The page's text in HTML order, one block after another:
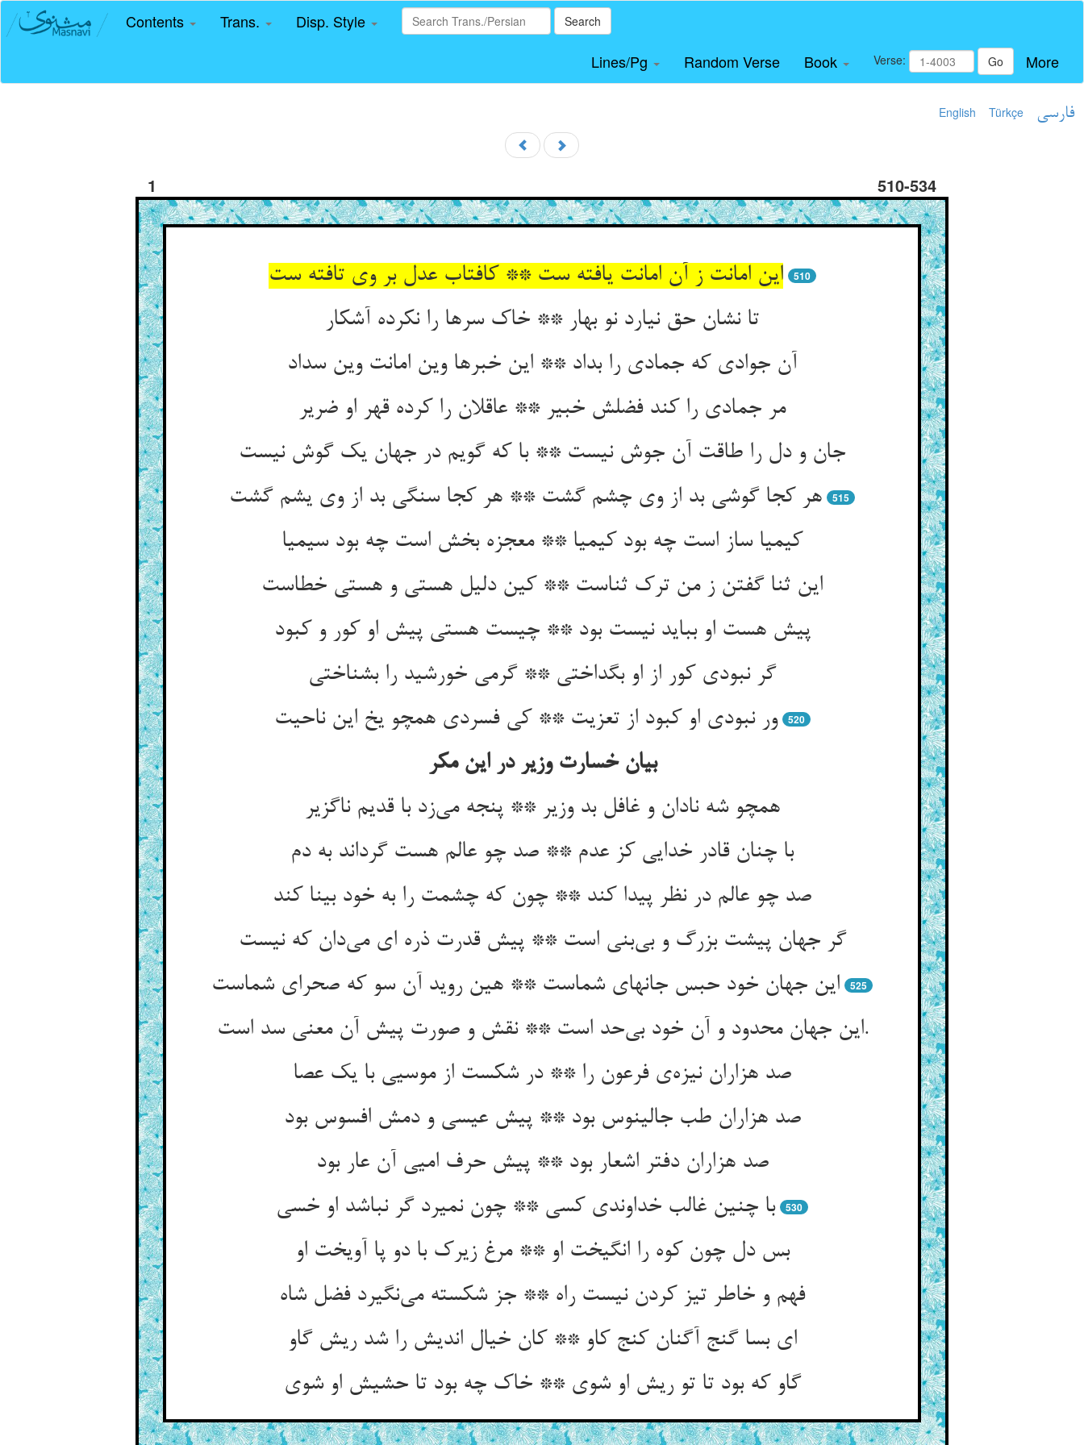
Contents Trans. Disp. Style Search
Lines/Pg Random Verse Book Verse: Go More
English Türkçe فارسی
1 510-534
این امانت ز آن امانت یافته ست ** کافتاب عدل بر وی تافته ست‌‌ 510
تا نشان حق نیارد نو بهار ** خاک سرها را نکرده آشکار
آن جوادی که جمادی را بداد ** این خبرها وین امانت وین سداد
مر جمادی را کند فضلش خبیر ** عاقلان را کرده قهر او ضریر
515
کیمیا ساز است چه بود کیمیا ** معجزه بخش است چه بود سیمیا
پیش هست او بباید نیست بود ** چیست هستی پیش او کور و کبود
ور نبودی او کبود از تعزیت ** کی فسردی همچو یخ این ناحیت‌‌
520
بیان خسارت وزیر در این مکر
همچو شه نادان و غافل بد وزیر ** پنجه می‌‌زد با قدیم ناگزیر
صد چو عالم در نظر پیدا کند ** چون که چشمت را به خود بینا کند
گر جهان پیشت بزرگ و بی‌‌بنی است ** پیش قدرت ذره ای می‌‌دان که نیست‌‌
این جهان خود حبس جانهای شماست‌‌ ** هین روید آن سو که صحرای شماست
525
این جهان محدود و آن خود بی‌‌حد است ** نقش و صورت پیش آن معنی سد است‌‌.
صد هزاران نیزه‌‌ی فرعون را ** در شکست از موسیی با یک عصا
صد هزاران طب جالینوس بود ** پیش عیسی و دمش افسوس بود
صد هزاران دفتر اشعار بود ** پیش حرف امیی آن عار بود
530
بس دل چون کوه را انگیخت او ** مرغ زیرک با دو پا آویخت او
ای بسا گنج آگنان کنج کاو ** کان خیال اندیش را شد ریش گاو
گاو که بود تا تو ریش او شوی ** خاک چه بود تا حشیش او شوی‌‌